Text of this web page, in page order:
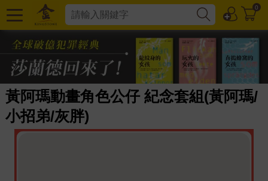
0
黃阿瑪動畫角色公仔 紀念套組(黃阿瑪/
小招弟/灰胖)